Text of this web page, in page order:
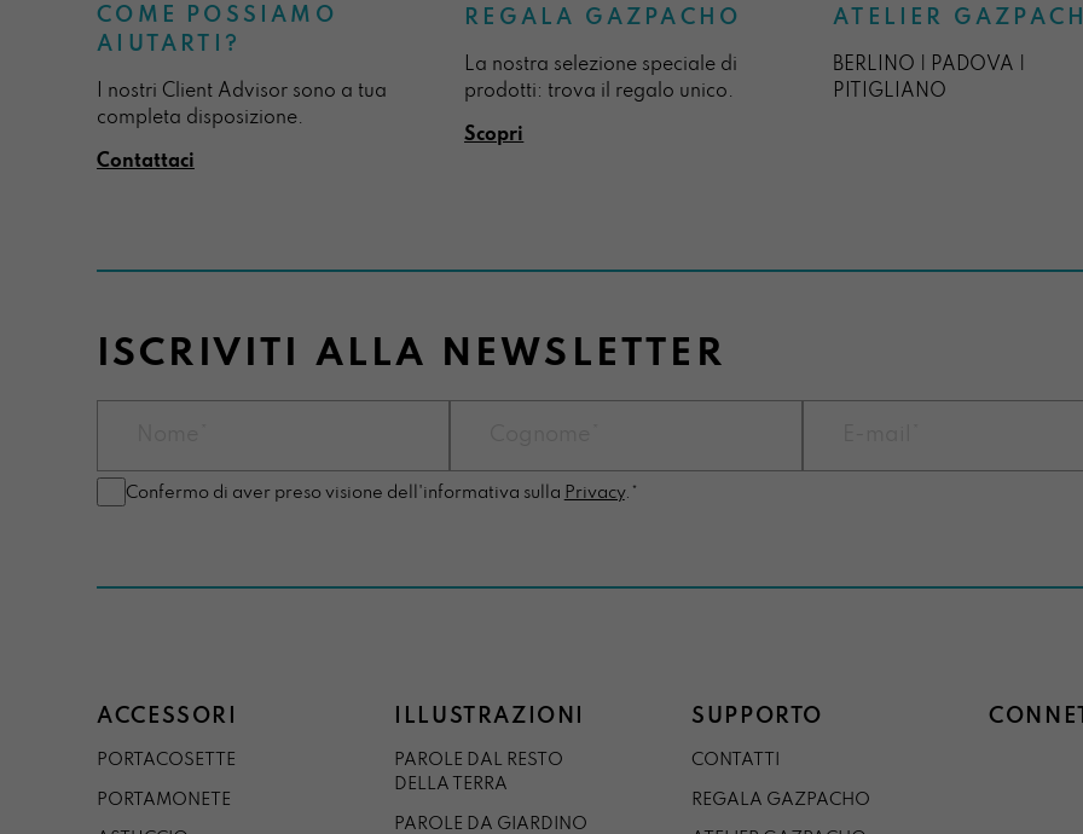
COME POSSIAMO
AIUTARTI?
I nostri Client Advisor sono a tua
completa disposizione.
Contattaci
REGALA GAZPACHO
La nostra selezione speciale di
prodotti: trova il regalo unico.
Scopri
ATELIER
BERLINO | PADOVA |
PITIGLIANO
ISCRIVITI ALLA NEWSLETTER
Confermo di aver preso visione dell'informativa sulla Privacy.*
ACCESSORI
PORTACOSETTE
PORTAMONETE
ILLUSTRAZIONI
PAROLE DAL RESTO
DELLA TERRA
PAROLE DA GIARDINO
SUPPORTO
CONTATTI
REGALA GAZPACHO